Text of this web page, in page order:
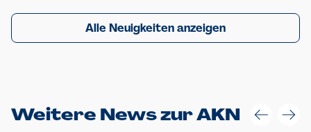
Alle Neuigkeiten anzeigen
Weitere News zur AKN